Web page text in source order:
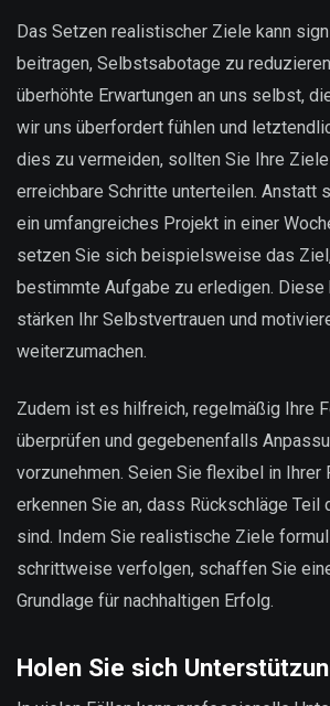
Das Setzen realistischer Ziele kann
beitragen, Selbstsabotage zu
überhöhte Erwartungen an uns selbst,
wir uns überfordert fühlen und
dies zu vermeiden, sollten Sie Ihre
erreichbare Schritte unterteilen. Anstatt
ein umfangreiches Projekt in einer
setzen Sie sich beispielsweise das
bestimmte Aufgabe zu erledigen. Diese
stärken Ihr Selbstvertrauen und
weiterzumachen.
Zudem ist es hilfreich, regelmäßig Ihre
überprüfen und gegebenenfalls
vorzunehmen. Seien Sie flexibel in Ihrer
erkennen Sie an, dass Rückschläge
sind. Indem Sie realistische Ziele
schrittweise verfolgen, schaffen Sie
Grundlage für nachhaltigen Erfolg.
Holen Sie sich